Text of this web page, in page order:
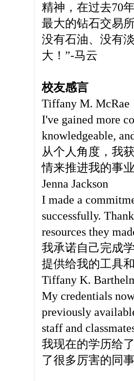
精神，在过去70
最大的钻石交易
没有石油、没有
大！”-马云
校友感言
Tiffany M. McRae
I've gained more
knowledgeable,
从个人角度，我
情来推进我的事
Jenna Jackson
I made a
successfully.
resources they
我承诺自己完成
提供给我的工具
Tiffany K.
My credentials
previously
staff and
我现在的学历给
了很多厉害的同